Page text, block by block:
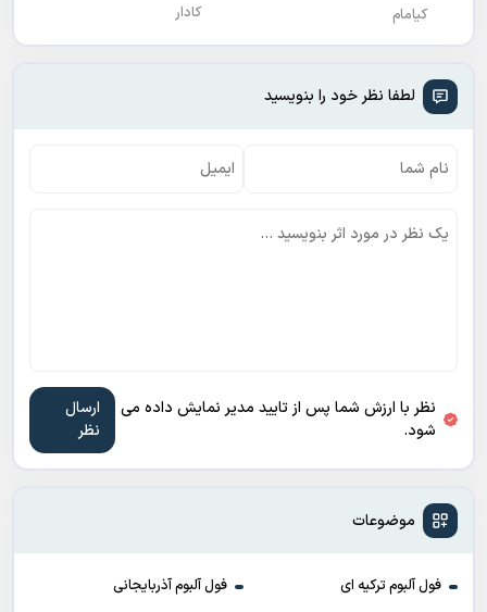
موضوعات
فول آلبوم ترکیه ای
فول آلبوم آذربایجانی
کیامام
کادار
لطفا نظر خود را بنویسید
نظر با ارزش شما پس از تایید مدیر نمایش داده می
شود.